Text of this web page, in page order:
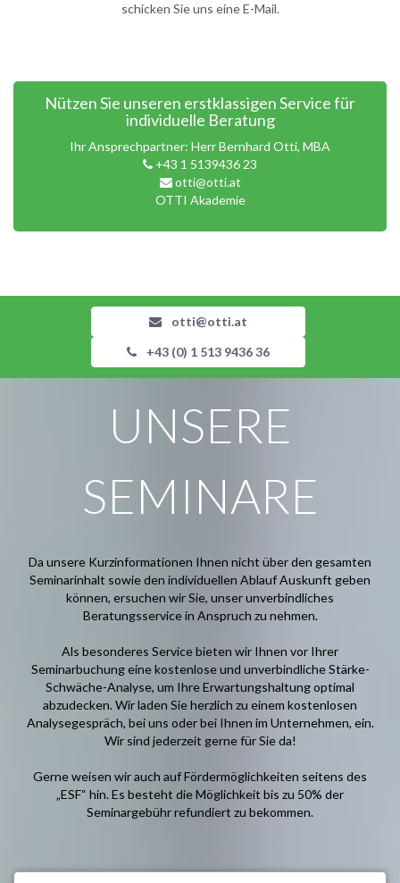
schicken Sie uns eine E-Mail.
Nützen Sie unseren erstklassigen Service für
individuelle Beratung
Ihr Ansprechpartner: Herr Bernhard Otti, MBA
+43 1 5139436 23
otti@otti.at
OTTI Akademie
otti@otti.at
+43 (0) 1 513 9436 36
UNSERE
SEMINARE
Da unsere Kurzinformationen Ihnen nicht über den gesamten
Seminarinhalt sowie den individuellen Ablauf Auskunft geben
können, ersuchen wir Sie, unser unverbindliches
Beratungsservice in Anspruch zu nehmen.
Als besonderes Service bieten wir Ihnen vor Ihrer
Seminarbuchung eine kostenlose und unverbindliche Stärke-
Schwäche-Analyse, um Ihre Erwartungshaltung optimal
abzudecken. Wir laden Sie herzlich zu einem kostenlosen
Analysegespräch, bei uns oder bei Ihnen im Unternehmen, ein.
Wir sind jederzeit gerne für Sie da!
Gerne weisen wir auch auf Fördermöglichkeiten seitens des
„ESF“ hin. Es besteht die Möglichkeit bis zu 50% der
Seminargebühr refundiert zu bekommen.